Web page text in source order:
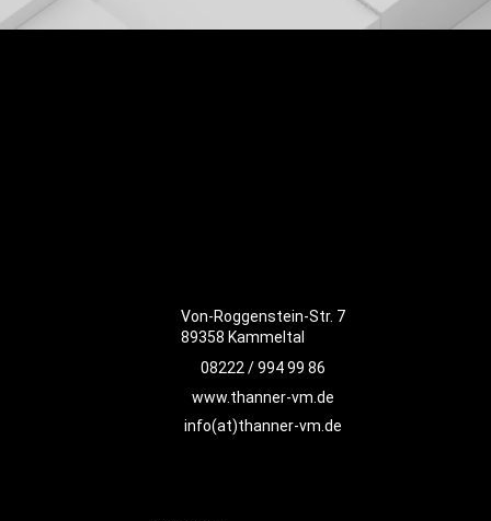
Von-Roggenstein-Str. 7
89358 Kammeltal
08222 / 994 99 86
www.thanner-vm.de
info(at)thanner-vm.de